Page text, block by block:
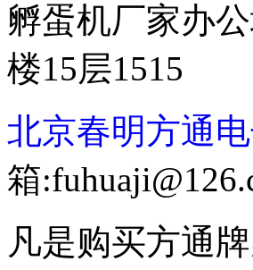
孵蛋机厂家办
楼15层1515
北京春明方通
箱
凡是购买方通